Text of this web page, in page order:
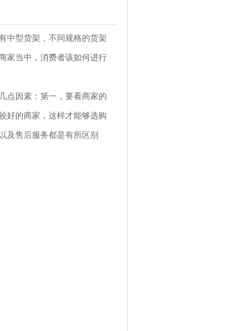
中型货架 ，不同规格的货架
家当中，消费者该如何进行
点因素：第一，要看商家的
好的商家，这样才能够选购
及售后服务都是有所区别